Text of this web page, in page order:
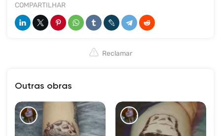
COMPARTILHAR
Reclamar
Outras obras